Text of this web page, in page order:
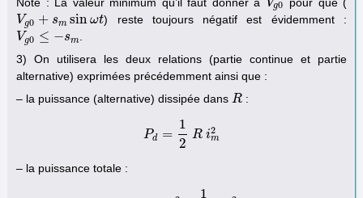
Vg0
Vg0
Vg0 + sm sin ωt
Vg0 +s msinωt
) reste toujours négatif est évidemment :
Vg0 ≤ −sm
Vg0 ≤− sm
3) On utilisera les deux relations (partie continue et partie
alternative) exprimées précédemment ainsi que :
– la puissance (alternative) dissipée dans R
R :
Pd =
1
2
R i2
m
Pd =1 2 R im2
– la puissance totale :
1